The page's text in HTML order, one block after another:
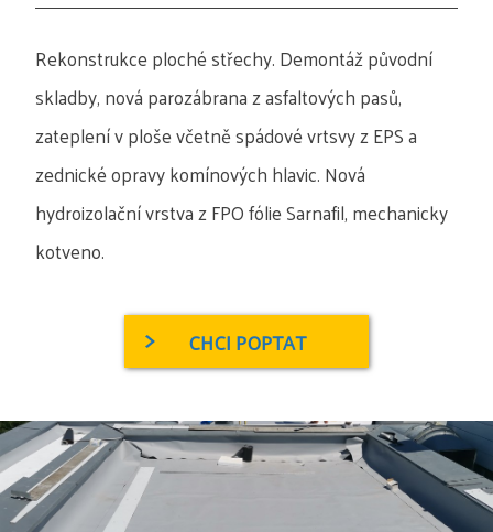
Rekonstrukce ploché střechy. Demontáž původní
skladby, nová parozábrana z asfaltových pasů,
zateplení v ploše včetně spádové vrtsvy z EPS a
zednické opravy komínových hlavic. Nová
hydroizolační vrstva z FPO fólie Sarnafil, mechanicky
kotveno.
CHCI POPTAT